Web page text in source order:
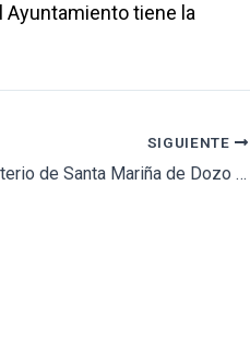
Ayuntamiento tiene la
SIGUIENTE
[BREVES] Cementerio de Santa Mariña de Dozo // Aparecen más restos en la necrópolis de Baza